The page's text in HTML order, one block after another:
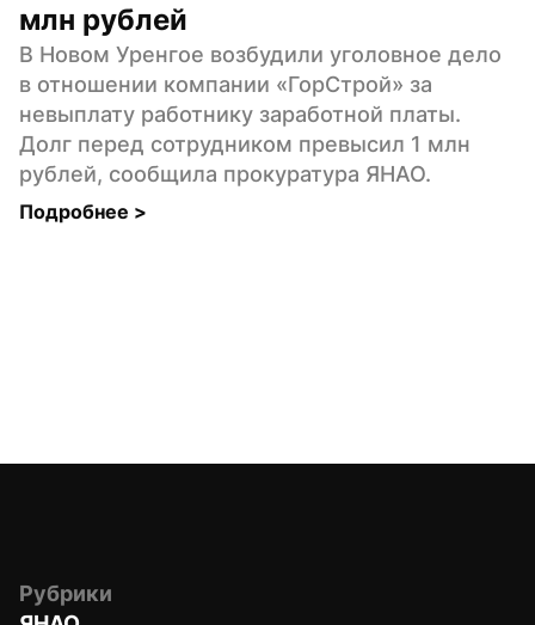
млн рублей
В Новом Уренгое возбудили уголовное дело
в отношении компании «ГорСтрой» за
невыплату работнику заработной платы.
Долг перед сотрудником превысил 1 млн
рублей, сообщила прокуратура ЯНАО.
Подробнее >
Рубрики